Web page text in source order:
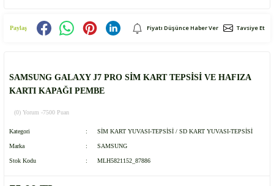
Paylaş Fiyatı Düşünce Haber Ver Tavsiye Et
SAMSUNG GALAXY J7 PRO SİM KART TEPSİSİ VE HAFIZA
KARTI KAPAĞI PEMBE
(0) Yorum -7500 Puan
Kategori SİM KART YUVASI-TEPSİSİ / SD KART YUVASI-TEPSİSİ
Marka SAMSUNG
Stok Kodu MLH5821152_87886